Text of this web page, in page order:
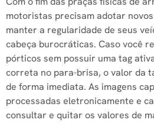
motoristas precisam adotar
manter a regularidade de seus
cabeça burocráticas. Caso você
pórticos sem possuir uma tag
correta no para-brisa, o valor da
de forma imediata. As imagens
processadas eletronicamente e
consultar e quitar os valores de